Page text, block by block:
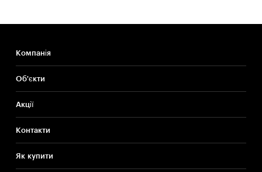
Компанія
Об'єкти
Акції
Контакти
Як купити